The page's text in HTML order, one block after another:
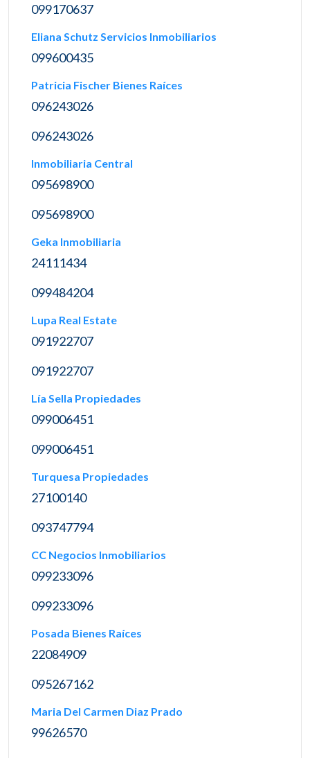
099170637
Eliana Schutz Servicios Inmobiliarios
099600435
Patricia Fischer Bienes Raíces
096243026
096243026
Inmobiliaria Central
095698900
095698900
Geka Inmobiliaria
24111434
099484204
Lupa Real Estate
091922707
091922707
Lía Sella Propiedades
099006451
099006451
Turquesa Propiedades
27100140
093747794
CC Negocios Inmobiliarios
099233096
099233096
Posada Bienes Raíces
22084909
095267162
Maria Del Carmen Diaz Prado
99626570